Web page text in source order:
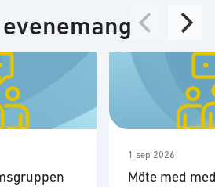
1 sep 2026
Möte med